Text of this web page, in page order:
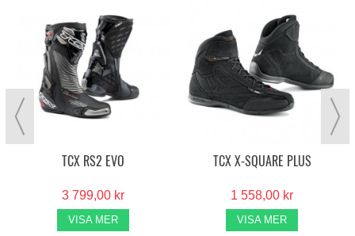
TCX RS2 EVO
3 799,00 kr
VISA MER
TCX X-SQUARE PLUS
1 558,00 kr
VISA MER